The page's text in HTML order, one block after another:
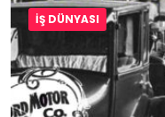
İŞ DÜNYASI